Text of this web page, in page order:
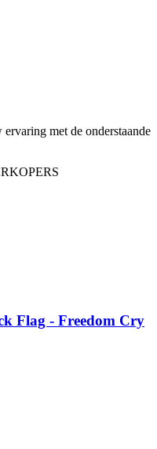
met de onderstaande
Flag - Freedom Cry